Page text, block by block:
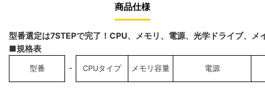
商品仕様
型番選定は7STEPで完了！CPU、メモリ、電源、光学ドライブ、
■規格表
型番 − CPUタイプ メモリ容量 電源